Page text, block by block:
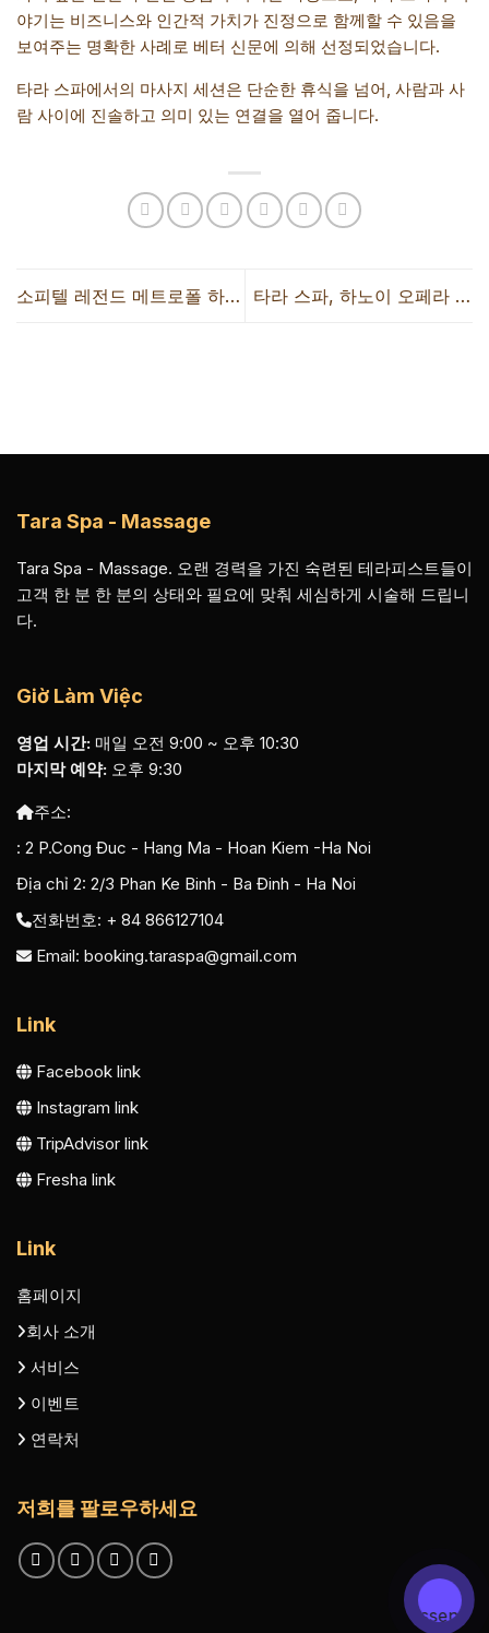
야기는 비즈니스와 인간적 가치가 진정으로 함께할 수 있음을
보여주는 명확한 사례로 베터 신문에 의해 선정되었습니다.
타라 스파에서의 마사지 세션은 단순한 휴식을 넘어, 사람과 사
람 사이에 진솔하고 의미 있는 연결을 열어 줍니다.
소피텔 레전드 메트로폴 하노
타라 스파, 하노이 오페라 하
Tara Spa - Massage
Tara Spa - Massage. 오랜 경력을 가진 숙련된 테라피스트들이
고객 한 분 한 분의 상태와 필요에 맞춰 세심하게 시술해 드립니
다.
Giờ Làm Việc
영업 시간: 매일 오전 9:00 ~ 오후 10:30
마지막 예약: 오후 9:30
주소:
: 2 P.Cong Đuc - Hang Ma - Hoan Kiem -Ha Noi
Địa chỉ 2: 2/3 Phan Ke Binh - Ba Đinh - Ha Noi
전화번호: + 84 866127104
Email: booking.taraspa@gmail.com
Link
Facebook link
Instagram link
TripAdvisor link
Fresha link
Link
홈페이지
회사 소개
서비스
이벤트
연락처
저희를 팔로우하세요